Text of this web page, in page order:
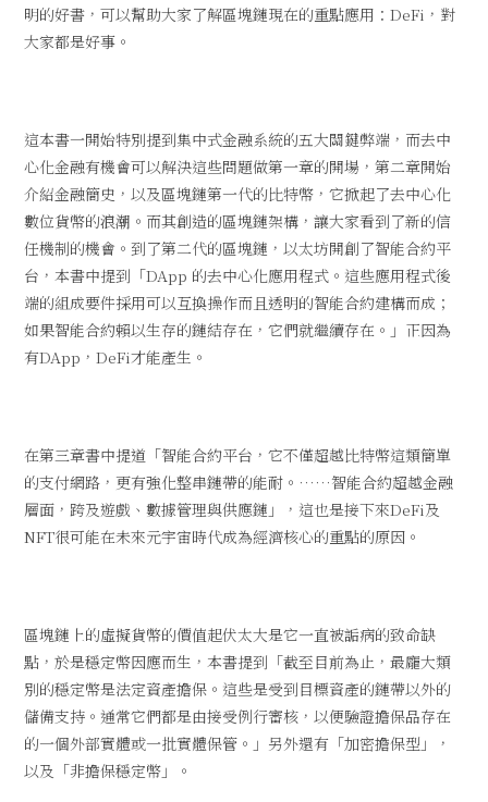
明的好書，可以幫助大家了解區塊鏈現在的重點應用：DeFi，對
大家都是好事。
這本書一開始特別提到集中式金融系統的五大關鍵弊端，而去中
心化金融有機會可以解決這些問題做第一章的開場，第二章開始
介紹金融簡史，以及區塊鏈第一代的比特幣，它掀起了去中心化
數位貨幣的浪潮。而其創造的區塊鏈架構，讓大家看到了新的信
任機制的機會。到了第二代的區塊鏈，以太坊開創了智能合約平
台，本書中提到「DApp 的去中心化應用程式。這些應用程式後
端的組成要件採用可以互換操作而且透明的智能合約建構而成；
如果智能合約賴以生存的鏈結存在，它們就繼續存在。」正因為
有DApp，DeFi才能產生。
在第三章書中提道「智能合約平台，它不僅超越比特幣這類簡單
的支付網路，更有強化整串鏈帶的能耐。……智能合約超越金融
層面，跨及遊戲、數據管理與供應鏈」，這也是接下來DeFi及
NFT很可能在未來元宇宙時代成為經濟核心的重點的原因。
區塊鏈上的虛擬貨幣的價值起伏太大是它一直被詬病的致命缺
點，於是穩定幣因應而生，本書提到「截至目前為止，最龐大類
別的穩定幣是法定資產擔保。這些是受到目標資產的鏈帶以外的
儲備支持。通常它們都是由接受例行審核，以便驗證擔保品存在
的一個外部實體或一批實體保管。」另外還有「加密擔保型」，
以及「非擔保穩定幣」。